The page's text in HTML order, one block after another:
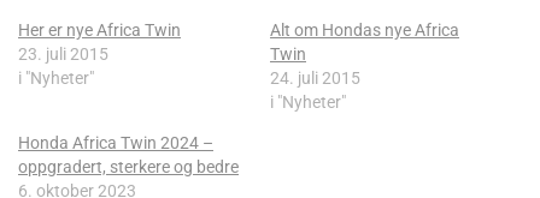
Her er nye Africa Twin
23. juli 2015
i "Nyheter"
Alt om Hondas nye Africa
Twin
24. juli 2015
i "Nyheter"
Honda Africa Twin 2024 –
oppgradert, sterkere og bedre
6. oktober 2023